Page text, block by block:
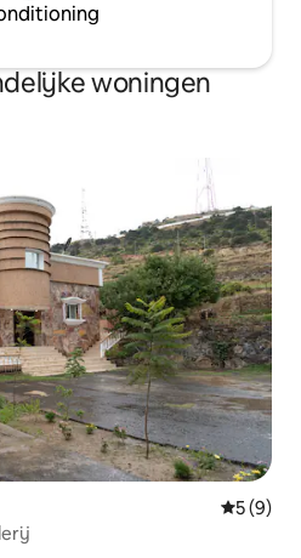
woningen
5 (9)